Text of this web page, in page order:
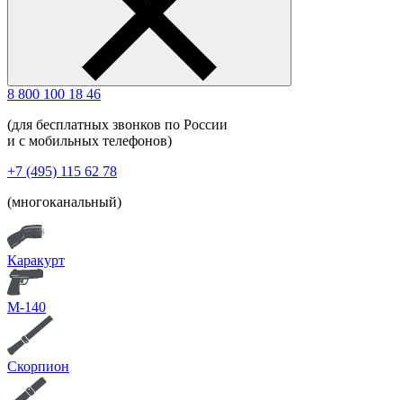
8 800 100 18 46
(для бесплатных звонков по России
и с мобильных телефонов)
+7 (495) 115 62 78
(многоканальный)
Каракурт
М-140
Скорпион